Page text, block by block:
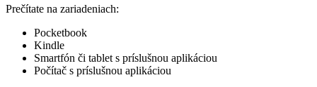
Prečítate na zariadeniach:
Pocketbook
Kindle
Smartfón či tablet s príslušnou aplikáciou
Počítač s príslušnou aplikáciou